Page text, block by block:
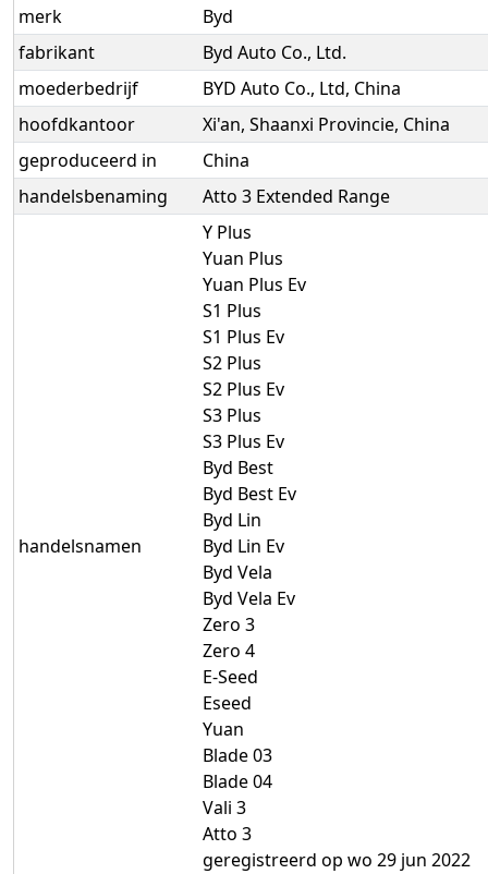
merk
Byd
fabrikant
Byd Auto Co., Ltd.
moederbedrijf
BYD Auto Co., Ltd, China
hoofdkantoor
Xi'an, Shaanxi Provincie, China
geproduceerd in
China
handelsbenaming
Atto 3 Extended Range
handelsnamen
Y Plus
Yuan Plus
Yuan Plus Ev
S1 Plus
S1 Plus Ev
S2 Plus
S2 Plus Ev
S3 Plus
S3 Plus Ev
Byd Best
Byd Best Ev
Byd Lin
Byd Lin Ev
Byd Vela
Byd Vela Ev
Zero 3
Zero 4
E-Seed
Eseed
Yuan
Blade 03
Blade 04
Vali 3
Atto 3
geregistreerd op wo 29 jun 2022